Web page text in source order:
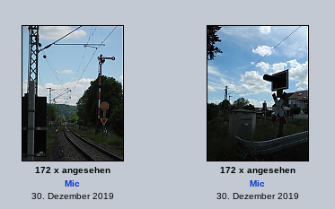
172 x angesehen
Mic
30. Dezember 2019
172 x angesehen
Mic
30. Dezember 2019